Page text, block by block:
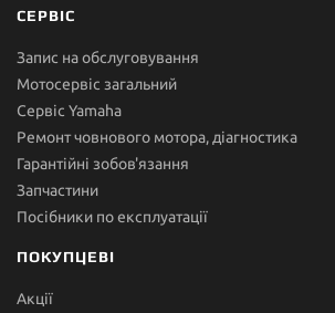
СЕРВІС
Запис на обслуговування
Мотосервіс загальний
Сервіс Yamaha
Ремонт човнового мотора, діагностика
Гарантійні зобов'язання
Запчастини
Посібники по експлуатації
ПОКУПЦЕВІ
Акції